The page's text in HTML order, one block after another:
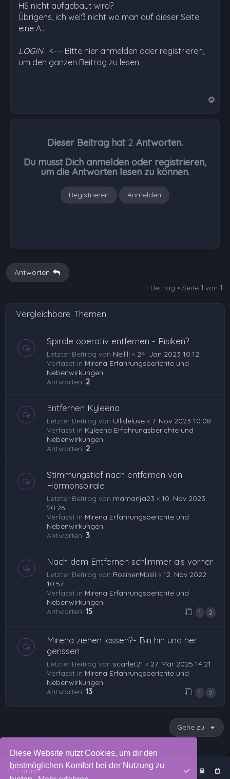
Diese Website nutzt Cookies, um dir den
bestmöglichen Komfort bei der Nutzung zu
HS nicht aufgebaut wird?
Übrigens, ich weiß nicht wo man auf dieser Seite
eine A…
LOGIN <--- Bitte hier anmelden oder registrieren,
um den ganzen Beitrag zu lesen.
Dieser Beitrag hat 2 Antworten.
Du musst Dich anmelden oder registrieren,
um die Antworten lesen zu können.
Registrieren Anmelden
Antworten
1 Beitrag • Seite 1 von 1
Vergleichbare Themen
Spirale operativ entfernen - Risiken?
Letzter Beitrag von Nellili « 24. Jan 2023 10:12
Verfasst in Mirena Erfahrungsberichte und
Nebenwirkungen
Antworten: 2
Entfernen Kyleena
Letzter Beitrag von Ullideluxe « 7. Nov 2023 10:08
Verfasst in Kyleena Erfahrungsberichte und
Nebenwirkungen
Antworten: 2
Stimmungstief nach entfernen von
Hormonspirale
Letzter Beitrag von mamanja23 « 10. Nov 2023
20:26
Verfasst in Mirena Erfahrungsberichte und
Nebenwirkungen
Antworten: 3
Nach dem Entfernen schlimmer als vorher
Letzter Beitrag von RosinenMüsli « 12. Nov 2022
10:57
Verfasst in Mirena Erfahrungsberichte und
Nebenwirkungen
Antworten: 15 1 2
Mirena ziehen lassen?- Bin hin und her
gerissen
Letzter Beitrag von scarlet21 « 27. Mär 2025 14:21
Verfasst in Mirena Erfahrungsberichte und
Nebenwirkungen
Antworten: 13 1 2
Gehe zu
Forum